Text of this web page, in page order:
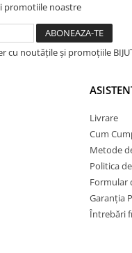
promotiile noastre
cu noutățile și promoțiile
Livrare
Cum
Metode
Politica
Formular
Garanția
Întrebări